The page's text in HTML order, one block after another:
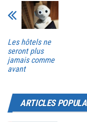
Les hôtels ne
seront plus
jamais comme
avant
ARTICLES